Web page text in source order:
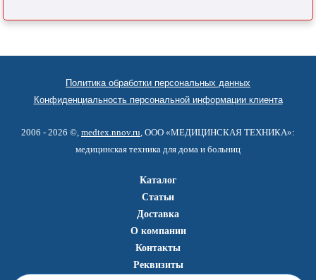
Политика обработки персональных данных
Конфиденциальность персональной информации клиента
2006 - 2026 ©, medtex.nnov.ru , ООО «МЕДИЦИНСКАЯ ТЕХНИКА»:
медицинская техника для дома и больниц
Каталог
Статьи
Доставка
О компании
Контакты
Реквизиты